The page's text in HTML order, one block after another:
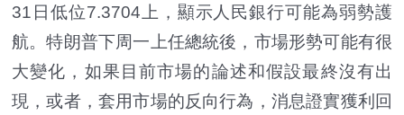
31日低位7.3704上，顯示人民銀行可能為弱勢護
航。特朗普下周一上任總統後，市場形勢可能有很
大變化，如果目前市場的論述和假設最終沒有出
現，或者，套用市場的反向行為，消息證實獲利回